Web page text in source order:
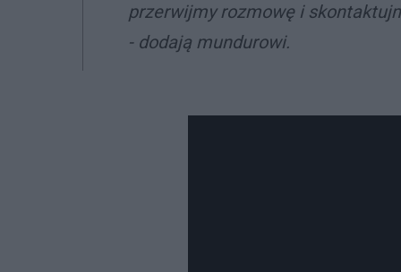
przerwijmy rozmowę i
- dodają mundurowi.